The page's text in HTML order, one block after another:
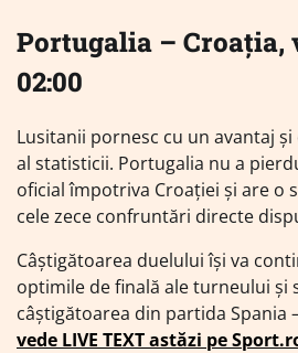
Portugalia – Croația,
02:00
Lusitanii pornesc cu un avantaj
al statisticii. Portugalia nu a
oficial împotriva Croației și are o
cele zece confruntări directe
Câștigătoarea duelului își va
optimile de finală ale turneului și
câștigătoarea din partida Spania
vede LIVE TEXT astăzi pe